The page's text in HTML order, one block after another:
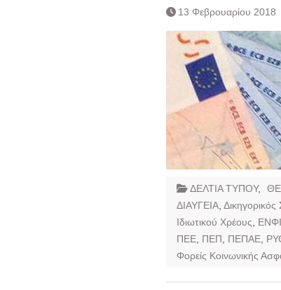
13 Φεβρουαρίου 2018
ΔΕΛΤΙΑ ΤΥΠΟΥ,
ΔΙΑΥΓΕΙΑ
Ιδιωτικού Χρέους
ΠΕΕ ΠΕΠ ΠΕΠΑΕ
Φορείς Κοινωνικής